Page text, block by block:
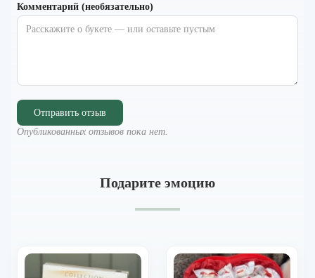
Комментарий (необязательно)
Отправить отзыв
Опубликованных отзывов пока нет.
Подарите эмоцию